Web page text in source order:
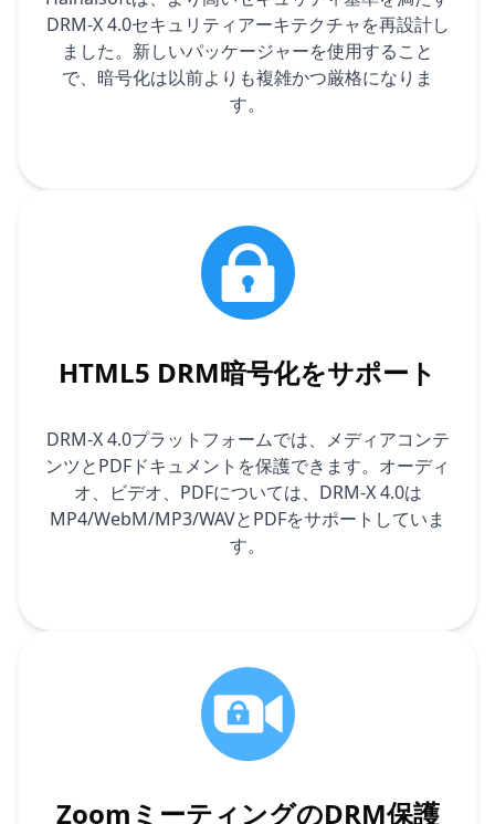
DRM-X 4.0セキュリティアーキテクチャを再設計し
ました。新しいパッケージャーを使用すること
で、暗号化は以前よりも複雑かつ厳格になりま
す。
HTML5 DRM暗号化をサポート
DRM-X 4.0プラットフォームでは、メディアコンテ
ンツとPDFドキュメントを保護できます。オーディ
オ、ビデオ、PDFについては、DRM-X 4.0は
MP4/WebM/MP3/WAVとPDFをサポートしていま
す。
ZoomミーティングのDRM保護